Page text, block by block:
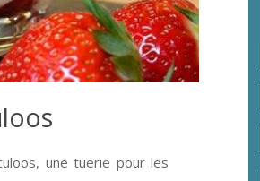
une tuerie pour les